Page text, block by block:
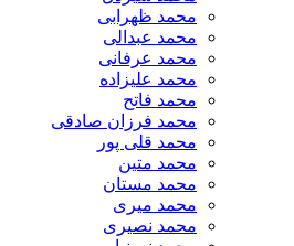
محمد ظهرابی
محمد عبدالی
محمد عرفانی
محمد علیزاده
محمد فاتح
محمد فرزان صادقی
محمد قلی پور
محمد متین
محمد مستان
محمد میری
محمد نصیری